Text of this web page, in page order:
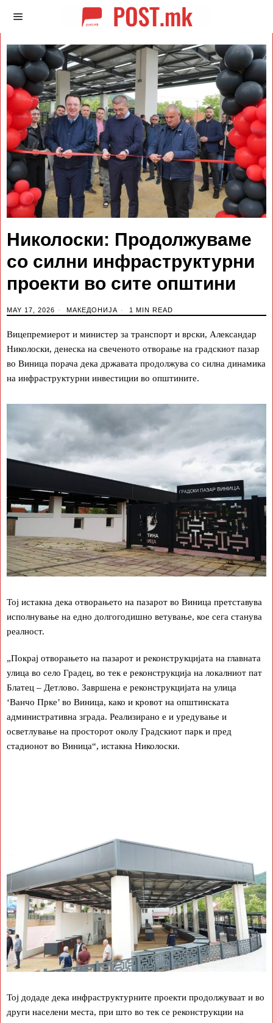
Николоски: Продолжуваме
со силни инфраструктурни
проекти во сите општини
MAY 17, 2026 МАКЕДОНИЈА 1 MIN READ
Вицепремиерот и министер за транспорт и врски, Александар
Николоски, денеска на свеченото отворање на градскиот пазар
во Виница порача дека државата продолжува со силна динамика
на инфраструктурни инвестиции во општините.
Тој истакна дека отворањето на пазарот во Виница претставува
исполнување на едно долгогодишно ветување, кое сега станува
реалност.
„Покрај отворањето на пазарот и реконструкцијата на главната
улица во село Градец, во тек е реконструкција на локалниот пат
Блатец – Детлово. Завршена е реконструкцијата на улица
‘Ванчо Прке’ во Виница, како и кровот на општинската
административна зграда. Реализирано е и уредување и
осветлување на просторот околу Градскиот парк и пред
стадионот во Виница“, истакна Николоски.
Тој додаде дека инфраструктурните проекти продолжуваат и во
други населени места, при што во тек се реконструкции на